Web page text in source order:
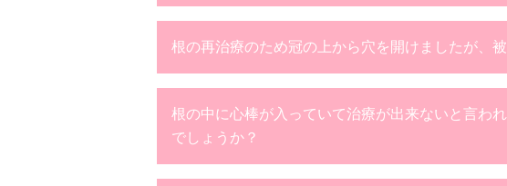
根の再治療のため冠の上から穴を開けましたが、
根の中に心棒が入っていて治療が出来ないと言わ
でしょうか？